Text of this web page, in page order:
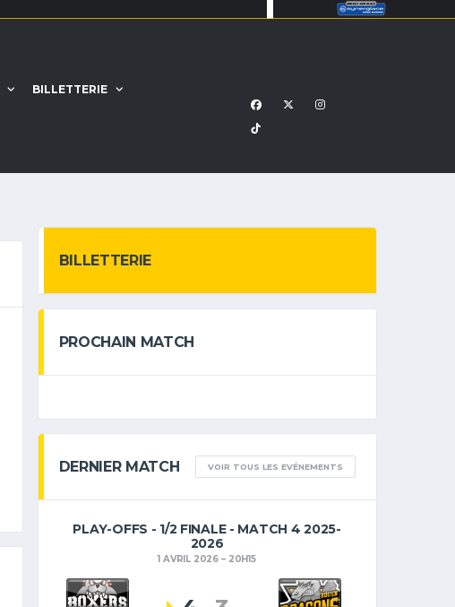
BILLETTERIE
BILLETTERIE
PROCHAIN MATCH
DERNIER MATCH VOIR TOUS LES EVÉNEMENTS
PLAY-OFFS - 1/2 FINALE - MATCH 4 2025-
2026
1 AVRIL 2026 20H15